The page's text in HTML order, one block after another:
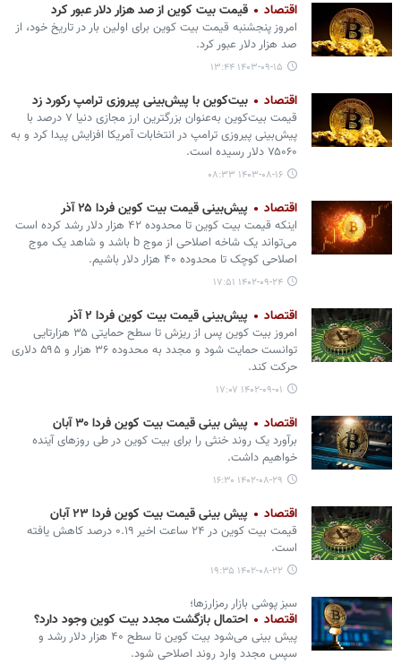
اقتصاد قیمت بیت کوین از صد هزار دلار عبور کرد
امروز پنجشنبه قیمت بیت کوین برای اولین بار در تاریخ خود، از
صد هزار دلار عبور کرد.
۱۴۰۳-۰۹-۱۵ ۱۳:۴۴
اقتصاد بیت‌کوین با پیش‌بینی پیروزی ترامپ رکورد زد
قیمت بیت‌کوین به‌عنوان بزرگترین ارز مجازی دنیا ۷ درصد با
پیش‌بینی پیروزی ترامپ در انتخابات آمریکا افزایش پیدا کرد و به
۷۵۰۶۰ دلار رسیده است.
۱۴۰۳-۰۸-۱۶ ۰۸:۳۳
اقتصاد پیش‌بینی قیمت بیت کوین فردا ۲۵ آذر
اینکه قیمت بیت کوین تا محدوده ۴۲ هزار دلار رشد کرده است
می‌تواند یک شاخه اصلاحی از موج b باشد و شاهد یک موج
اصلاحی کوچک تا محدوده ۴۰ هزار دلار باشیم.
۱۴۰۲-۰۹-۲۴ ۱۷:۵۱
اقتصاد پیش‌بینی قیمت بیت کوین فردا ۲ آذر
امروز بیت کوین پس از ریزش تا سطح حمایتی ۳۵ هزارتایی
توانست حمایت شود و مجدد به محدوده ۳۶ هزار و ۵۹۵ دلاری
حرکت کند.
۱۴۰۲-۰۹-۰۱ ۱۷:۰۷
اقتصاد پیش بینی قیمت بیت کوین فردا ۳۰ آبان
برآورد یک روند خنثی را برای بیت کوین در طی روزهای آینده
خواهیم داشت.
۱۴۰۲-۰۸-۲۹ ۱۶:۳۰
اقتصاد پیش بینی قیمت بیت کوین فردا ۲۳ آبان
قیمت بیت کوین در ۲۴ ساعت اخیر ۰.۱۹ درصد کاهش یافته
است.
۱۴۰۲-۰۸-۲۲ ۱۹:۳۵
سبز پوشی بازار رمزارزها؛
اقتصاد احتمال بازگشت مجدد بیت کوین وجود دارد؟
پیش بینی می‌شود بیت کوین تا سطح ۴۰ هزار دلار رشد و
سپس مجدد وارد روند اصلاحی شود.